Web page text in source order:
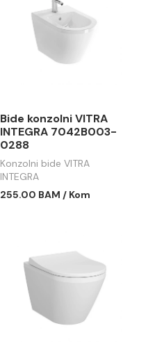
Bide konzolni VITRA
INTEGRA 7042B003-
0288
Konzolni bide VITRA
INTEGRA
255.00 BAM / Kom